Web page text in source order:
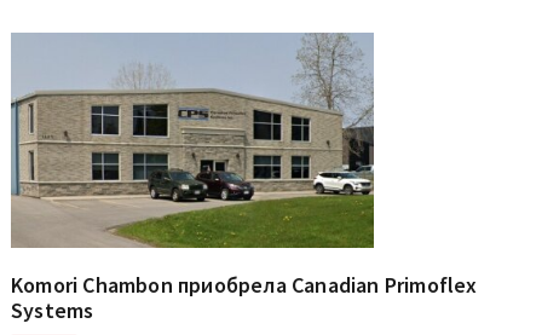
Komori Chambon приобрела Canadian Primoflex
Systems